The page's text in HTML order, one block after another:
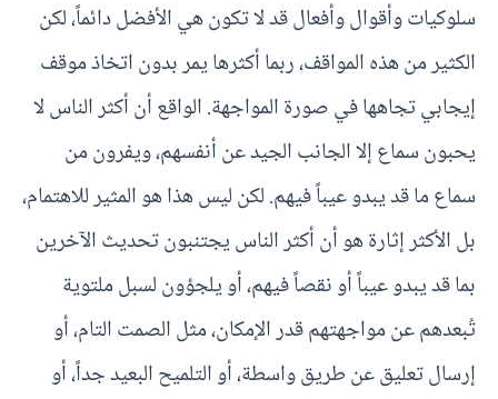
سلوكيات وأقوال وأفعال قد لا تكون هي الأفضل دائماً، لكن
الكثير من هذه المواقف، ربما أكثرها يمر بدون اتخاذ موقف
إيجابي تجاهها في صورة المواجهة. الواقع أن أكثر الناس لا
يحبون سماع إلا الجانب الجيد عن أنفسهم، ويفرون من
سماع ما قد يبدو عيباً فيهم. لكن ليس هذا هو المثير للاهتمام،
بل الأكثر إثارة هو أن أكثر الناس يجتنبون تحديث الآخرين
بما قد يبدو عيباً أو نقصاً فيهم، أو يلجؤون لسبل ملتوية
تُبعدهم عن مواجهتهم قدر الإمكان، مثل الصمت التام، أو
إرسال تعليق عن طريق واسطة، أو التلميح البعيد جداً، أو